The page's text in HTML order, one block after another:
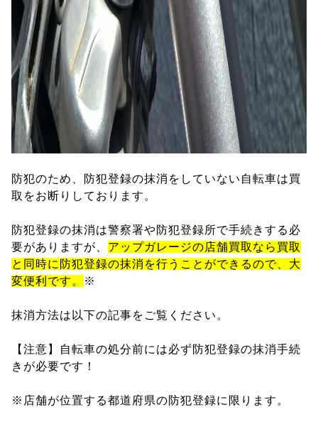
防犯のため、防犯登録の抹消をしていない自転車は買
取をお断りしております。
防犯登録の抹消は警察署や防犯登録所で手続きする必
要がありますが、 アップガレージの店舗買取なら買取
と同時に防犯登録の抹消を行うことができるので、大
変便利です。
※
抹消方法は以下の記事をご覧ください。
【注意】自転車の処分前には必ず防犯登録の抹消手続
きが必要です！
※店舗が位置する都道府県の防犯登録に限ります。